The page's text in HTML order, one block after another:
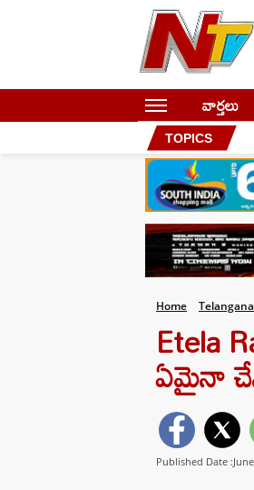
వార్తలు
TOPICS
Home
Etela
ఏమైనా
Published Date